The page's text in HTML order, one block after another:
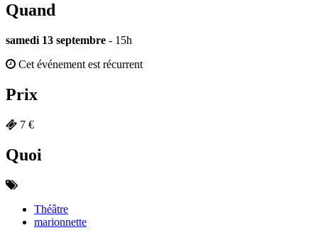
Quand
samedi 13 septembre - 15h
Cet événement est récurrent
Prix
7 €
Quoi
Théâtre
marionnette